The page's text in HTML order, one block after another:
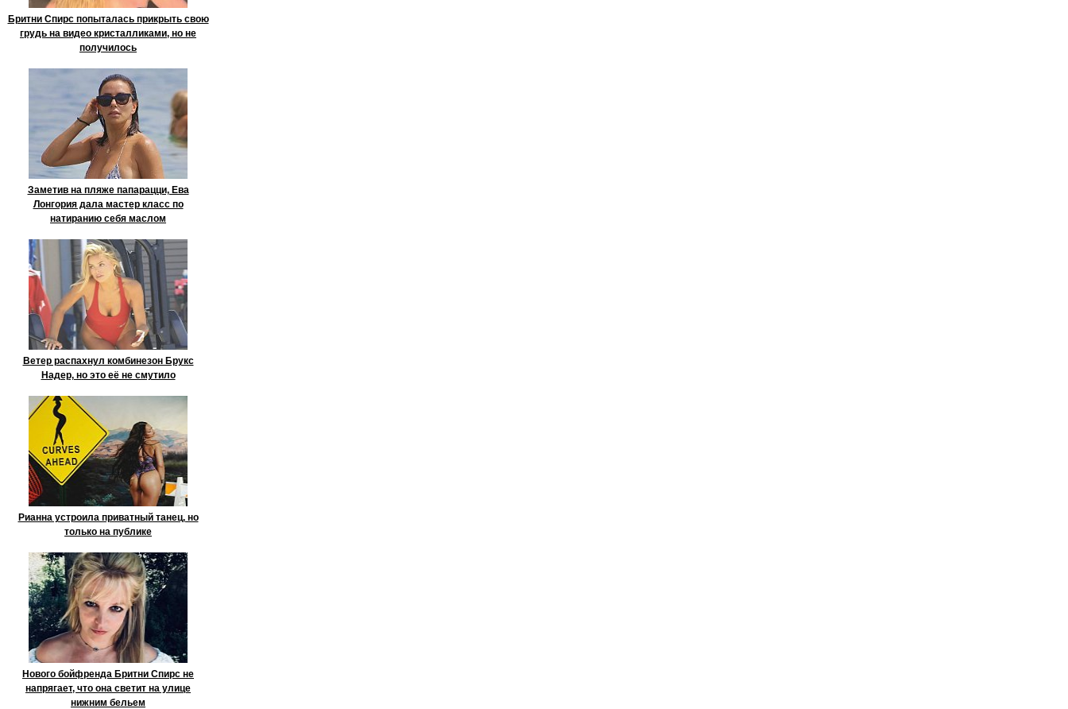
Бритни Спирс попыталась прикрыть свою
грудь на видео кристалликами, но не
получилось
Заметив на пляже папарацци, Ева
Лонгория дала мастер класс по
натиранию себя маслом
Ветер распахнул комбинезон Брукс
Надер, но это её не смутило
Рианна устроила приватный танец, но
только на публике
Нового бойфренда Бритни Спирс не
напрягает, что она светит на улице
нижним бельем